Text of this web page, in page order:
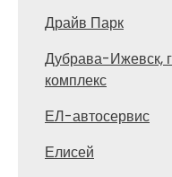
Драйв Парк
Дубрава-Ижевск,
комплекс
ЕЛ-автосервис
Елисей